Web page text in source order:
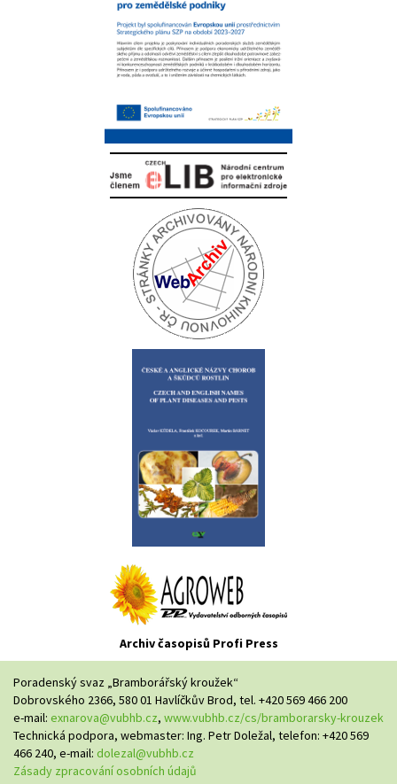
Archiv časopisů Profi Press
Poradenský svaz „Bramborářský kroužek“
Dobrovského 2366, 580 01 Havlíčkův Brod, tel. +420 569 466 200
e-mail: exnarova@vubhb.cz, www.vubhb.cz/cs/bramborarsky-krouzek
Technická podpora, webmaster: Ing. Petr Doležal, telefon: +420 569
466 240, e-mail: dolezal@vubhb.cz
Zásady zpracování osobních údajů